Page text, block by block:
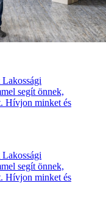
Lakossági
segít önnek,
Hívjon minket és
Lakossági
segít önnek,
Hívjon minket és